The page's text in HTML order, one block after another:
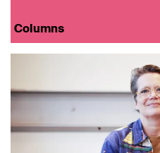
Columns